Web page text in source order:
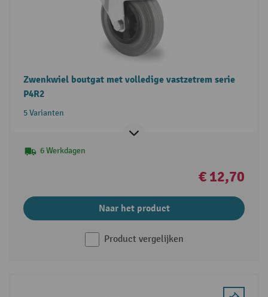
Zwenkwiel boutgat met volledige vastzetrem serie
P4R2
5 Varianten
6 Werkdagen
€ 12,70
Naar het product
Product vergelijken